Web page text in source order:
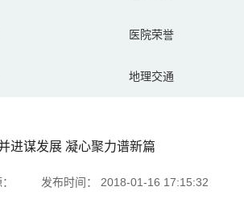
医院荣誉
地理交通
进谋发展 凝心聚力谱新篇
发布时间： 2018-01-16 17:15:32